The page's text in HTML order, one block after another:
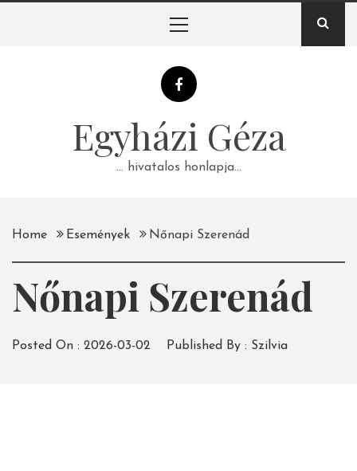
Egyházi Géza
… hivatalos honlapja…
Home Események Nőnapi Szerenád
Nőnapi Szerenád
Posted On : 2026-03-02 Published By : Szilvia